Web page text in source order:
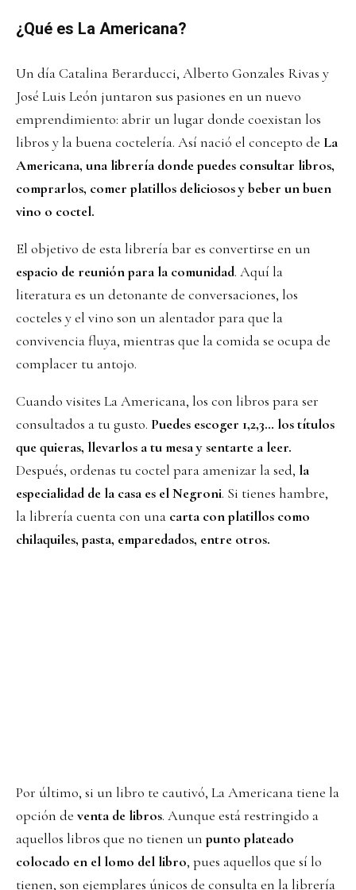
¿Qué es La Americana?
Un día Catalina Berarducci, Alberto Gonzales Rivas y
José Luis León juntaron sus pasiones en un nuevo
emprendimiento: abrir un lugar donde coexistan los
libros y la buena coctelería. Así nació el concepto de La
Americana, una librería donde puedes consultar libros,
comprarlos, comer platillos deliciosos y beber un buen
vino o coctel.
El objetivo de esta librería bar es convertirse en un
espacio de reunión para la comunidad. Aquí la
literatura es un detonante de conversaciones, los
cocteles y el vino son un alentador para que la
convivencia fluya, mientras que la comida se ocupa de
complacer tu antojo.
Cuando visites La Americana, los con libros para ser
consultados a tu gusto. Puedes escoger 1,2,3… los títulos
que quieras, llevarlos a tu mesa y sentarte a leer.
Después, ordenas tu coctel para amenizar la sed, la
especialidad de la casa es el Negroni. Si tienes hambre,
la librería cuenta con una carta con platillos como
chilaquiles, pasta, emparedados, entre otros.
Por último, si un libro te cautivó, La Americana tiene la
opción de venta de libros. Aunque está restringido a
aquellos libros que no tienen unpunto plateado
colocado en el lomo del libro, pues aquellos que sí lo
tienen, son ejemplares únicos de consulta en la librería